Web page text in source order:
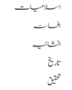
اسلامیات
افسانہ
انشائیہ
تاریخ
تحقیق